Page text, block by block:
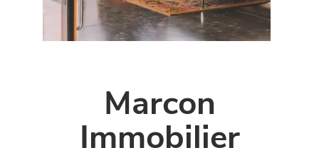
Marcon
Immobilier